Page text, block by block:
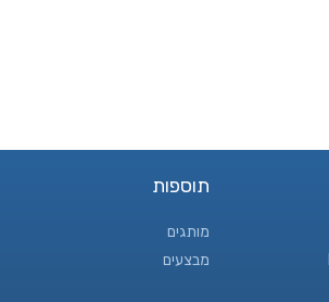
תוספות
מותגים
מבצעים